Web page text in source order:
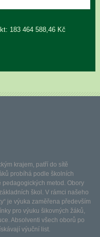
183 464 588,46 Kč
krajem, patří do sítě
probíhá podle školních
metod. Obory
škol. V rámci našeho
je výuka zaměřena především
pro výuku šikovných žáků,
Absolventi všech oborů po
výuční list.